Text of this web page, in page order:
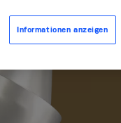
Informationen anzeigen